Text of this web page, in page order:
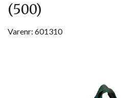
(500)
Varenr: 601310